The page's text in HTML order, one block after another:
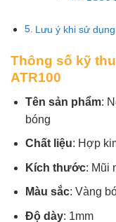
Lưu ý khi sử dụng
Thông số kỹ
ATR100
Tên sản phẩm:
bóng
Chất liệu: Hợp
Kích thước: Mũi
Màu sắc: Vàng
Độ dày: 1mm